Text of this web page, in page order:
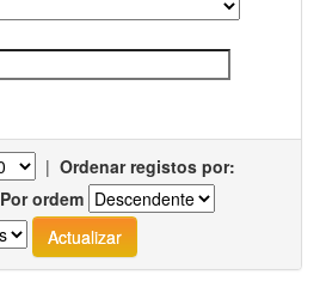
| Ordenar registos por:
Por ordem